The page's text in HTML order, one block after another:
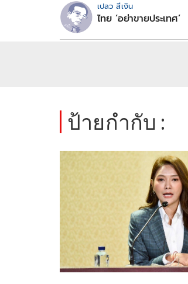
เปลว สีเงิน
ไทย ‘อย่าขายประเทศ’
ป้ายกำกับ :